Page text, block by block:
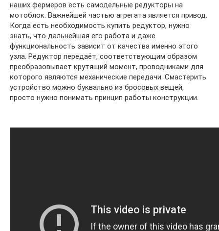
наших фермеров есть самодельные редукторы на
мотоблок. Важнейшей частью агрегата является привод.
Когда есть необходимость купить редуктор, нужно
знать, что дальнейшая его работа и даже
функциональность зависит от качества именно этого
узла. Редуктор передаёт, соответствующим образом
преобразовывает крутящий момент, проводниками для
которого являются механические передачи. Смастерить
устройство можно буквально из бросовых вещей,
просто нужно понимать принцип работы конструкции.